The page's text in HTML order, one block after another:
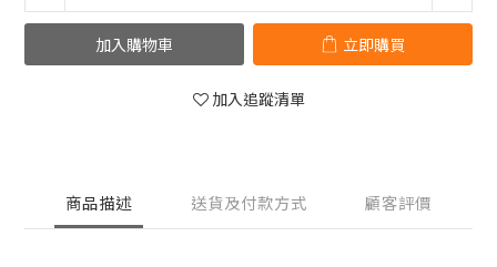
加入購物車 立即購買
加入追蹤清單
商品描述 送貨及付款方式 顧客評價